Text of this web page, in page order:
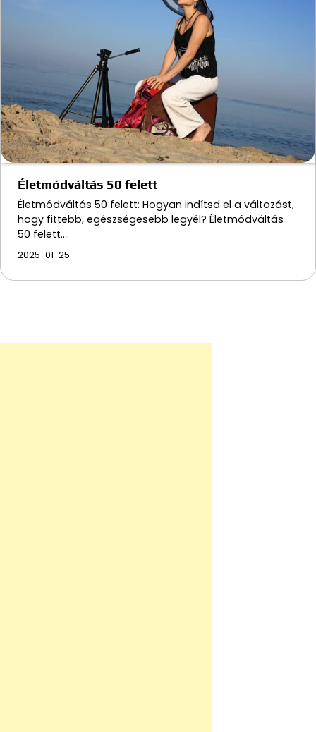
Életmódváltás 50 felett
Életmódváltás 50 felett: Hogyan indítsd el a változást,
hogy fittebb, egészségesebb legyél? Életmódváltás
50 felett.…
2025-01-25